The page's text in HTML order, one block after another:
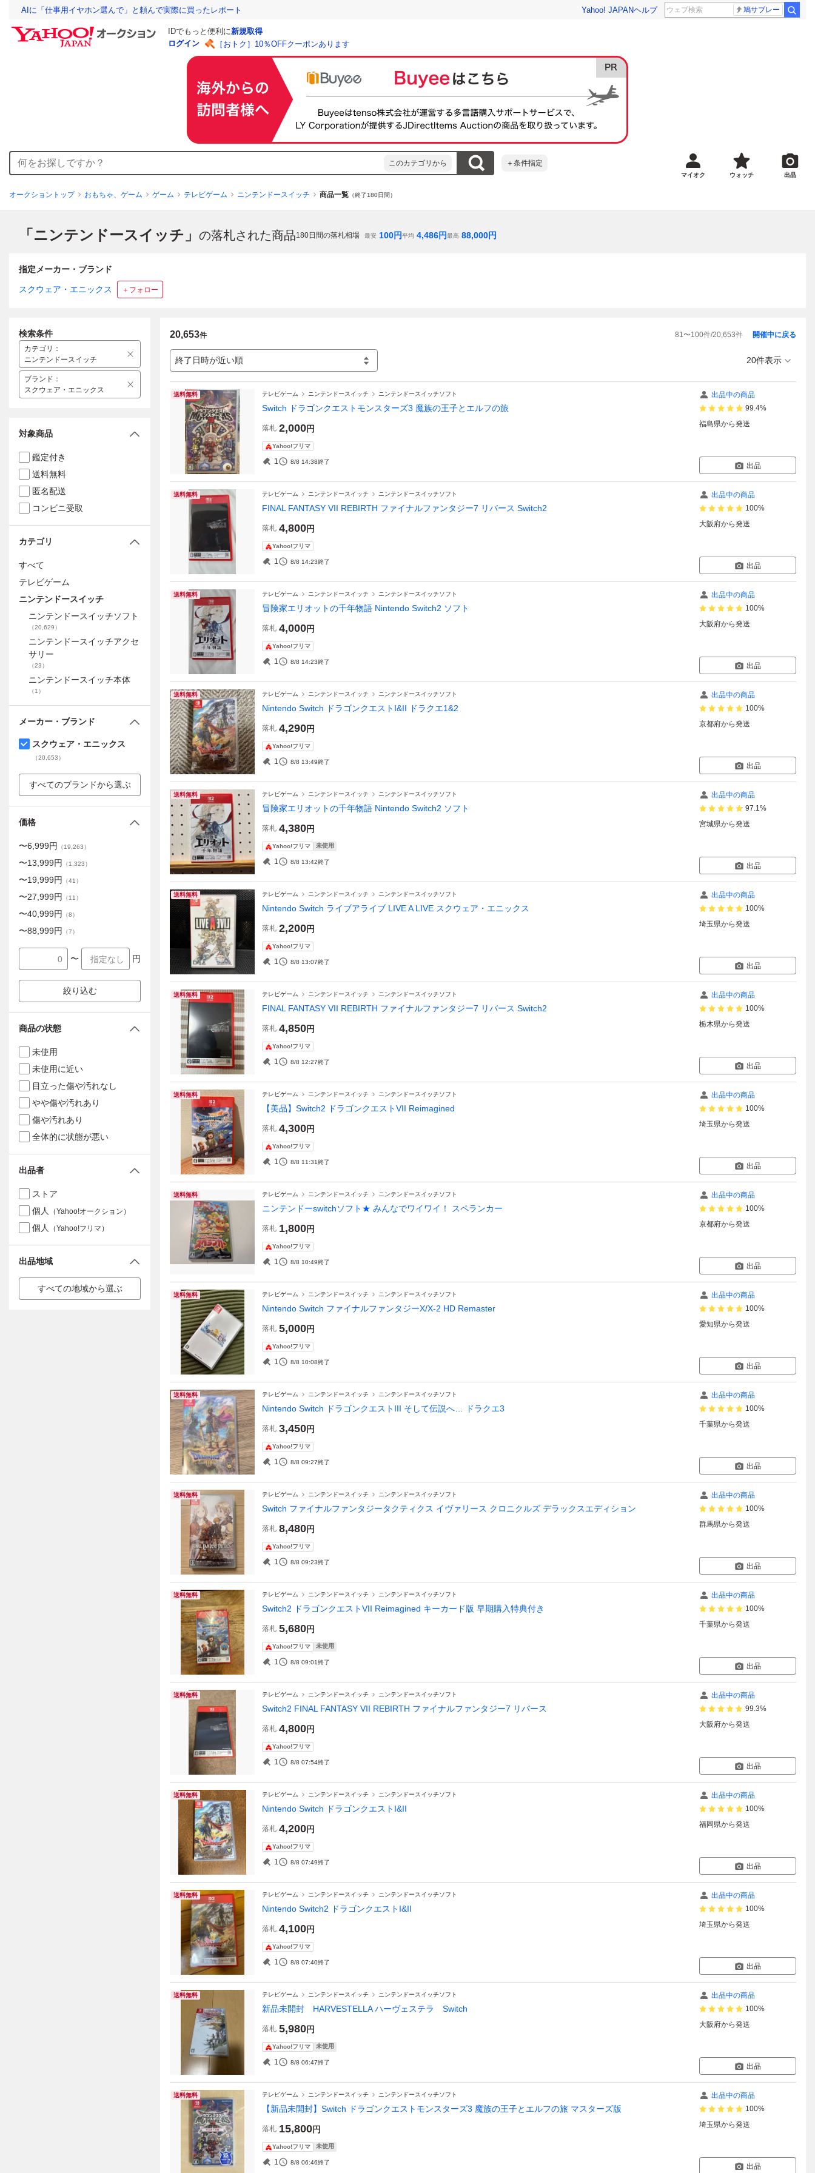
AIに「仕事用イヤホン選んで」と頼んで実際に買ったレポート Yahoo! JAPANヘルプ 鳩サブレー
IDでもっと便利に新規取得
ログイン
［おトク］10％OFFクーポンあります
このカテゴリから ＋条件指定
マイオク ウォッチ 出品
オークショントップ おもちゃ、ゲーム ゲーム テレビゲーム ニンテンドースイッチ 商品一覧 （終了180日間）
「ニンテンドースイッチ」 の落札された商品180日間の落札相場 最安 100円平均 4,486円最高 88,000円
指定メーカー・ブランド
スクウェア・エニックス ＋フォロー
20,653件 81〜100件/20,653件
終了日時が近い順
開催中に戻る
20件表示
送料無料 テレビゲーム ニンテンドースイッチ ニンテンドースイッチソフト
Switch ドラゴンクエストモンスターズ3 魔族の王子とエルフの旅
落札 2,000円
Yahoo!フリマ
1 8/8 14:38終了
出品中の商品
99.4%
福島県から発送
出品
送料無料 テレビゲーム ニンテンドースイッチ ニンテンドースイッチソフト
FINAL FANTASY VII REBIRTH ファイナルファンタジー7 リバース Switch2
落札 4,800円
Yahoo!フリマ
1 8/8 14:23終了
出品中の商品
100%
大阪府から発送
出品
送料無料 テレビゲーム ニンテンドースイッチ ニンテンドースイッチソフト
冒険家エリオットの千年物語 Nintendo Switch2 ソフト
落札 4,000円
Yahoo!フリマ
1 8/8 14:23終了
出品中の商品
100%
大阪府から発送
出品
送料無料 テレビゲーム ニンテンドースイッチ ニンテンドースイッチソフト
Nintendo Switch ドラゴンクエストI&II ドラクエ1&2
落札 4,290円
Yahoo!フリマ
1 8/8 13:49終了
出品中の商品
100%
京都府から発送
出品
送料無料 テレビゲーム ニンテンドースイッチ ニンテンドースイッチソフト
冒険家エリオットの千年物語 Nintendo Switch2 ソフト
落札 4,380円
Yahoo!フリマ 未使用
1 8/8 13:42終了
出品中の商品
97.1%
宮城県から発送
出品
送料無料 テレビゲーム ニンテンドースイッチ ニンテンドースイッチソフト
Nintendo Switch ライブアライブ LIVE A LIVE スクウェア・エニックス
落札 2,200円
Yahoo!フリマ
1 8/8 13:07終了
出品中の商品
100%
埼玉県から発送
出品
送料無料 テレビゲーム ニンテンドースイッチ ニンテンドースイッチソフト
FINAL FANTASY VII REBIRTH ファイナルファンタジー7 リバース Switch2
落札 4,850円
Yahoo!フリマ
1 8/8 12:27終了
出品中の商品
100%
栃木県から発送
出品
送料無料 テレビゲーム ニンテンドースイッチ ニンテンドースイッチソフト
【美品】Switch2 ドラゴンクエストVII Reimagined
落札 4,300円
Yahoo!フリマ
1 8/8 11:31終了
出品中の商品
100%
埼玉県から発送
出品
送料無料 テレビゲーム ニンテンドースイッチ ニンテンドースイッチソフト
ニンテンドーswitchソフト★ みんなでワイワイ！ スペランカー
落札 1,800円
Yahoo!フリマ
1 8/8 10:49終了
出品中の商品
100%
京都府から発送
出品
送料無料 テレビゲーム ニンテンドースイッチ ニンテンドースイッチソフト
Nintendo Switch ファイナルファンタジーX/X-2 HD Remaster
落札 5,000円
Yahoo!フリマ
1 8/8 10:08終了
出品中の商品
100%
愛知県から発送
出品
送料無料 テレビゲーム ニンテンドースイッチ ニンテンドースイッチソフト
Nintendo Switch ドラゴンクエストIII そして伝説へ… ドラクエ3
落札 3,450円
Yahoo!フリマ
1 8/8 09:27終了
出品中の商品
100%
千葉県から発送
出品
送料無料 テレビゲーム ニンテンドースイッチ ニンテンドースイッチソフト
Switch ファイナルファンタジータクティクス イヴァリース クロニクルズ デラックスエディション
落札 8,480円
Yahoo!フリマ
1 8/8 09:23終了
出品中の商品
100%
群馬県から発送
出品
送料無料 テレビゲーム ニンテンドースイッチ ニンテンドースイッチソフト
Switch2 ドラゴンクエストVII Reimagined キーカード版 早期購入特典付き
落札 5,680円
Yahoo!フリマ 未使用
1 8/8 09:01終了
出品中の商品
100%
千葉県から発送
出品
送料無料 テレビゲーム ニンテンドースイッチ ニンテンドースイッチソフト
Switch2 FINAL FANTASY VII REBIRTH ファイナルファンタジー7 リバース
落札 4,800円
Yahoo!フリマ
1 8/8 07:54終了
出品中の商品
99.3%
大阪府から発送
出品
送料無料 テレビゲーム ニンテンドースイッチ ニンテンドースイッチソフト
Nintendo Switch ドラゴンクエストI&II
落札 4,200円
Yahoo!フリマ
1 8/8 07:49終了
出品中の商品
100%
福岡県から発送
出品
送料無料 テレビゲーム ニンテンドースイッチ ニンテンドースイッチソフト
Nintendo Switch2 ドラゴンクエストI&II
落札 4,100円
Yahoo!フリマ
1 8/8 07:40終了
出品中の商品
100%
埼玉県から発送
出品
送料無料 テレビゲーム ニンテンドースイッチ ニンテンドースイッチソフト
新品未開封 HARVESTELLA ハーヴェステラ Switch
落札 5,980円
Yahoo!フリマ 未使用
1 8/8 06:47終了
出品中の商品
100%
大阪府から発送
出品
送料無料 テレビゲーム ニンテンドースイッチ ニンテンドースイッチソフト
【新品未開封】Switch ドラゴンクエストモンスターズ3 魔族の王子とエルフの旅 マスターズ版
落札 15,800円
Yahoo!フリマ 未使用
1 8/8 06:46終了
出品中の商品
100%
埼玉県から発送
出品
検索条件
カテゴリ ：
ニンテンドースイッチ
ブランド ：
スクウェア・エニックス
対象商品
鑑定付き
送料無料
匿名配送
コンビニ受取
カテゴリ
すべて
テレビゲーム
ニンテンドースイッチ
ニンテンドースイッチソフト
（20,629）
ニンテンドースイッチアクセ
サリー
（23）
ニンテンドースイッチ本体
（1 ）
メーカー・ブランド
スクウェア・エニックス
（20,653）
すべてのブランドから選ぶ
価格
〜6,999円 （19,263）
〜13,999円 （1,323）
〜19,999円 （41 ）
〜27,999円 （11 ）
〜40,999円 （8）
〜88,999円 （7）
〜 円
絞り込む
商品の状態
未使用
未使用に近い
目立った傷や汚れなし
やや傷や汚れあり
傷や汚れあり
全体的に状態が悪い
出品者
ストア
個人
（Yahoo!オークション）
個人 （Yahoo!フリマ）
出品地域
すべての地域から選ぶ